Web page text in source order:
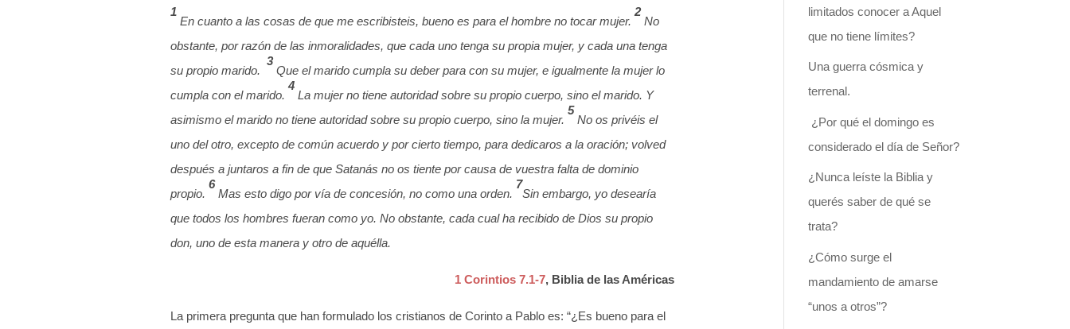
1
En cuanto a las cosas de que me escribisteis, bueno es para el hombre no tocar mujer.
2
No
obstante, por razón de las inmoralidades, que cada uno tenga su propia mujer, y cada una tenga
su propio marido.
3
Que el marido cumpla su deber para con su mujer, e igualmente la mujer lo
cumpla con el marido.
4
La mujer no tiene autoridad sobre su propio cuerpo, sino el marido. Y
asimismo el marido no tiene autoridad sobre su propio cuerpo, sino la mujer.
5
No os privéis el
uno del otro, excepto de común acuerdo y por cierto tiempo, para dedicaros a la oración; volved
después a juntaros a fin de que Satanás no os tiente por causa de vuestra falta de dominio
propio.
6
Mas esto digo por vía de concesión, no como una orden.
7
Sin embargo, yo desearía
que todos los hombres fueran como yo. No obstante, cada cual ha recibido de Dios su propio
don, uno de esta manera y otro de aquélla.
1 Corintios 7.1-7, Biblia de las Américas
La primera pregunta que han formulado los cristianos de Corinto a Pablo es: “¿Es bueno para el
limitados conocer a Aquel
que no tiene límites?
Una guerra cósmica y
terrenal.
¿Por qué el domingo es
considerado el día de Señor?
¿Nunca leíste la Biblia y
querés saber de qué se
trata?
¿Cómo surge el
mandamiento de amarse
“unos a otros”?